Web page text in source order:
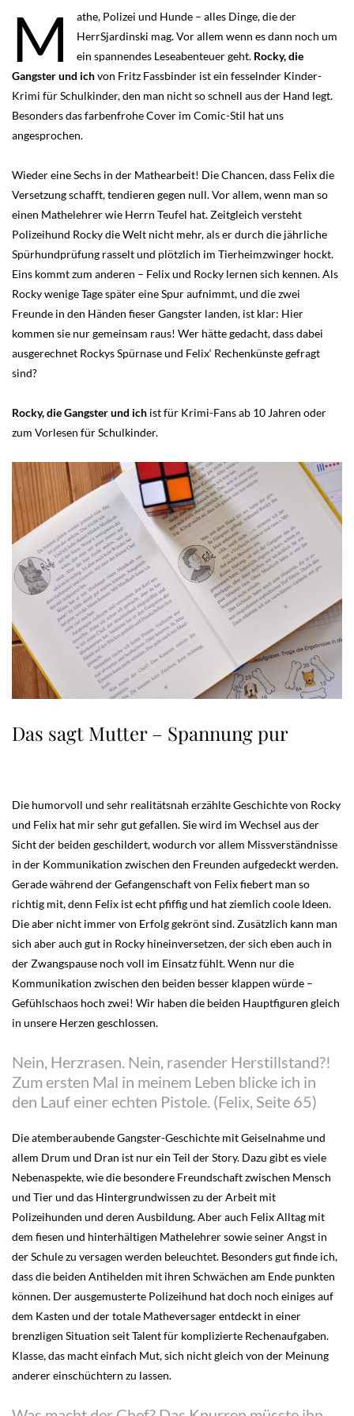
M
athe, Polizei und Hunde – alles Dinge, die der
HerrSjardinski mag. Vor allem wenn es dann noch um
ein spannendes Leseabenteuer geht. Rocky, die
Gangster und ichvon Fritz Fassbinder ist ein fesselnder Kinder-
Krimi für Schulkinder, den man nicht so schnell aus der Hand legt.
Besonders das farbenfrohe Cover im Comic-Stil hat uns
angesprochen.
Wieder eine Sechs in der Mathearbeit! Die Chancen, dass Felix die
Versetzung schafft, tendieren gegen null. Vor allem, wenn man so
einen Mathelehrer wie Herrn Teufel hat. Zeitgleich versteht
Polizeihund Rocky die Welt nicht mehr, als er durch die jährliche
Spürhundprüfung rasselt und plötzlich im Tierheimzwinger hockt.
Eins kommt zum anderen – Felix und Rocky lernen sich kennen. Als
Rocky wenige Tage später eine Spur aufnimmt, und die zwei
Freunde in den Händen fieser Gangster landen, ist klar: Hier
kommen sie nur gemeinsam raus! Wer hätte gedacht, dass dabei
ausgerechnet Rockys Spürnase und Felix‘ Rechenkünste gefragt
sind?
Rocky, die Gangster und ich ist für Krimi-Fans ab 10 Jahren oder
zum Vorlesen für Schulkinder.
Das sagt Mutter – Spannung pur
Die humorvoll und sehr realitätsnah erzählte Geschichte von Rocky
und Felix hat mir sehr gut gefallen. Sie wird im Wechsel aus der
Sicht der beiden geschildert, wodurch vor allem Missverständnisse
in der Kommunikation zwischen den Freunden aufgedeckt werden.
Gerade während der Gefangenschaft von Felix fiebert man so
richtig mit, denn Felix ist echt pfiffig und hat ziemlich coole Ideen.
Die aber nicht immer von Erfolg gekrönt sind. Zusätzlich kann man
sich aber auch gut in Rocky hineinversetzen, der sich eben auch in
der Zwangspause noch voll im Einsatz fühlt. Wenn nur die
Kommunikation zwischen den beiden besser klappen würde –
Gefühlschaos hoch zwei! Wir haben die beiden Hauptfiguren gleich
in unsere Herzen geschlossen.
Nein, Herzrasen. Nein, rasender Herstillstand?!
Zum ersten Mal in meinem Leben blicke ich in
den Lauf einer echten Pistole. (Felix, Seite 65)
Die atemberaubende Gangster-Geschichte mit Geiselnahme und
allem Drum und Dran ist nur ein Teil der Story. Dazu gibt es viele
Nebenaspekte, wie die besondere Freundschaft zwischen Mensch
und Tier und das Hintergrundwissen zu der Arbeit mit
Polizeihunden und deren Ausbildung. Aber auch Felix Alltag mit
dem fiesen und hinterhältigen Mathelehrer sowie seiner Angst in
der Schule zu versagen werden beleuchtet. Besonders gut finde ich,
dass die beiden Antihelden mit ihren Schwächen am Ende punkten
können. Der ausgemusterte Polizeihund hat doch noch einiges auf
dem Kasten und der totale Matheversager entdeckt in einer
brenzligen Situation seit Talent für komplizierte Rechenaufgaben.
Klasse, das macht einfach Mut, sich nicht gleich von der Meinung
anderer einschüchtern zu lassen.